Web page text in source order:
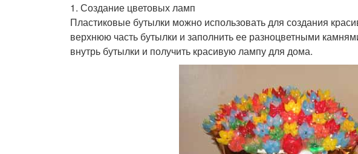
1. Создание цветовых ламп
Пластиковые бутылки можно использовать для создания
верхнюю часть бутылки и заполнить ее разноцветными
внутрь бутылки и получить красивую лампу для дома.